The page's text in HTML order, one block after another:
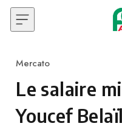
Skip to content
Category
Mercato
Le salaire
Youcef